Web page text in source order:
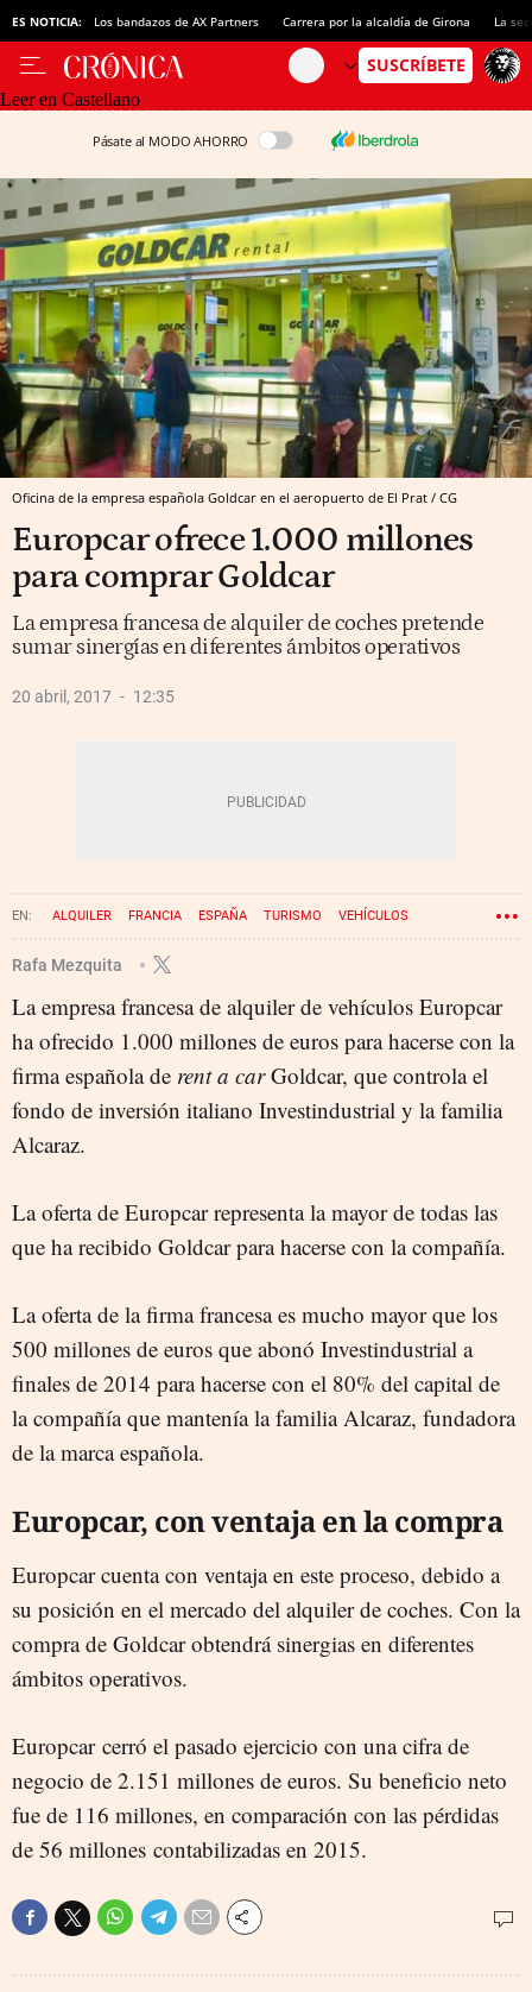
ES NOTICIA: Los bandazos de AX Partners Carrera por la alcaldía de Girona La
Leer en Castellano
Pásate al MODO AHORRO
Oficina de la empresa española Goldcar en el aeropuerto de El Prat / CG
Europcar ofrece 1.000 millones
para comprar Goldcar
La empresa francesa de alquiler de coches pretende
sumar sinergías en diferentes ámbitos operativos
20 abril, 2017 12:35
ALQUILER FRANCIA ESPAÑA TURISMO VEHÍCULOS
COMPRAS
Rafa Mezquita
La empresa francesa de alquiler de vehículos Europcar
ha ofrecido 1.000 millones de euros para hacerse con la
firma española de rent a carGoldcar, que controla el
fondo de inversión italiano Investindustrial y la familia
Alcaraz.
La oferta de Europcar representa la mayor de todas las
que ha recibido Goldcar para hacerse con la compañía.
La oferta de la firma francesa es mucho mayor que los
500 millones de euros que abonó Investindustrial a
finales de 2014 para hacerse con el 80% del capital de
la compañía que mantenía la familia Alcaraz, fundadora
de la marca española.
Europcar, con ventaja en la compra
Europcar cuenta con ventaja en este proceso, debido a
su posición en el mercado del alquiler de coches. Con la
compra de Goldcar obtendrá sinergias en diferentes
ámbitos operativos.
Europcar cerró el pasado ejercicio con una cifra de
negocio de 2.151 millones de euros. Su beneficio neto
fue de 116 millones, en comparación con las pérdidas
de 56 millones contabilizadas en 2015.